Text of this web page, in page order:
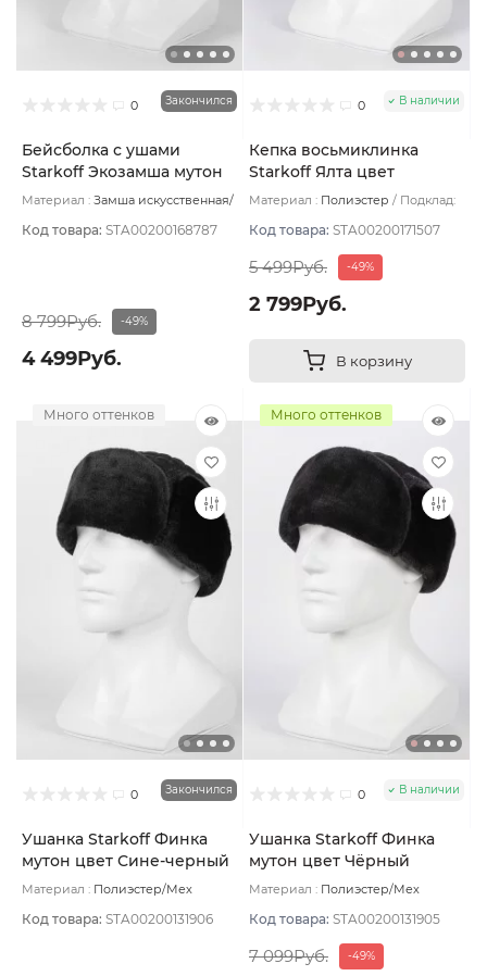
0 Закончился
Бейсболка с ушами
Starkoff Экозамша мутон
цвет Чёрный размер 56
Материал : Замша искусственная/
Флис
Код товара: STA00200168787
8 799Руб. -49%
4 499Руб.
0 В наличии
Кепка восьмиклинка
Starkoff Ялта цвет
Коричневый размер 60
Материал : Полиэстер
Подклад:
Код товара: STA00200171507
5 499Руб. -49%
2 799Руб.
В корзину
Много оттенков
0 Закончился
Ушанка Starkoff Финка
мутон цвет Сине-черный
размер 56
Материал : Полиэстер/Мех
Код товара: STA00200131906
Много оттенков
0 В наличии
Ушанка Starkoff Финка
мутон цвет Чёрный
размер 57
Материал : Полиэстер/Мех
Код товара: STA00200131905
7 099Руб. -49%